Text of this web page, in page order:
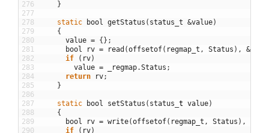
276
277
278
279
280
281
282
283
284
285
286
287
288
289
290
}
static bool getStatus ( status_t &value)
{
value = {} ;
bool
rv = read (offsetof( regmap_t , Status ) , &
if
( rv)
value = _regmap.Status ;
return
rv;
}
static bool setStatus ( status t value)
{
bool
rv = write(offsetof( regmap_t , Status ) ,
if
( rv)